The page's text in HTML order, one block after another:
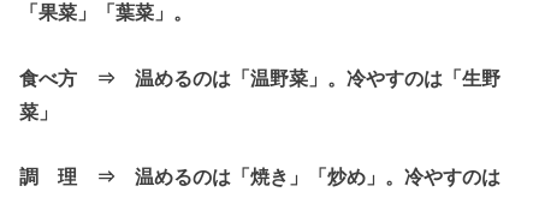
「果菜」「葉菜」。
食べ方 ⇒ 温めるのは「温野菜」。冷やすのは「生野
菜」
調 理 ⇒ 温めるのは「焼き」「炒め」。冷やすのは